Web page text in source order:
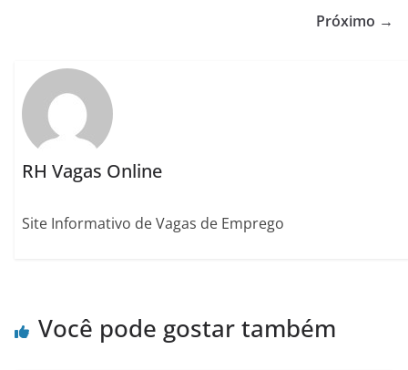
Próximo →
RH Vagas Online
Site Informativo de Vagas de Emprego
Você pode gostar também